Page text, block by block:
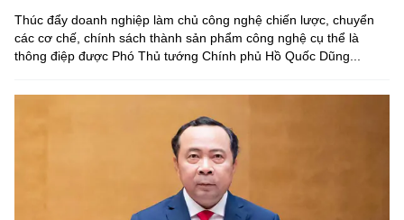
Thúc đẩy doanh nghiệp làm chủ công nghệ chiến lược, chuyển
các cơ chế, chính sách thành sản phẩm công nghệ cụ thể là
thông điệp được Phó Thủ tướng Chính phủ Hồ Quốc Dũng...